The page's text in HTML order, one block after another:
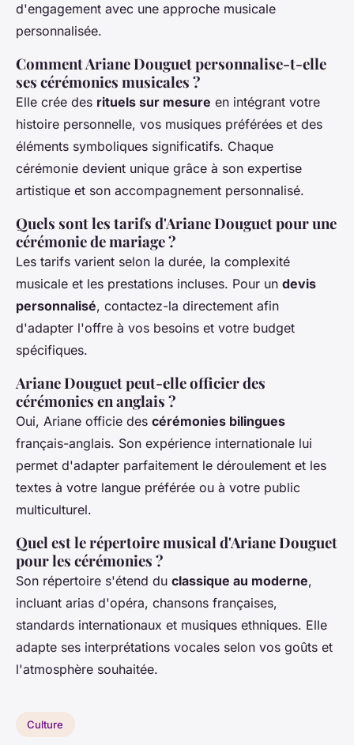
d'engagement avec une approche musicale
personnalisée.
Comment Ariane Douguet personnalise-t-elle
ses cérémonies musicales ?
Elle crée des rituels sur mesure en intégrant votre
histoire personnelle, vos musiques préférées et des
éléments symboliques significatifs. Chaque
cérémonie devient unique grâce à son expertise
artistique et son accompagnement personnalisé.
Quels sont les tarifs d'Ariane Douguet pour une
cérémonie de mariage ?
Les tarifs varient selon la durée, la complexité
musicale et les prestations incluses. Pour un devis
personnalisé, contactez-la directement afin
d'adapter l'offre à vos besoins et votre budget
spécifiques.
Ariane Douguet peut-elle officier des
cérémonies en anglais ?
Oui, Ariane officie des cérémonies bilingues
français-anglais. Son expérience internationale lui
permet d'adapter parfaitement le déroulement et les
textes à votre langue préférée ou à votre public
multiculturel.
Quel est le répertoire musical d'Ariane Douguet
pour les cérémonies ?
Son répertoire s'étend du classique au moderne,
incluant arias d'opéra, chansons françaises,
standards internationaux et musiques ethniques. Elle
adapte ses interprétations vocales selon vos goûts et
l'atmosphère souhaitée.
Culture